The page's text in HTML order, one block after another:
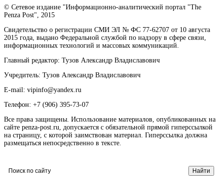
© Сетевое издание "Информационно-аналитический портал "The
Penza Post", 2015
Свидетельство о регистрации СМИ ЭЛ № ФС 77-62707 от 10 августа
2015 года, выдано Федеральной службой по надзору в сфере связи,
информационных технологий и массовых коммуникаций.
Главный редактор: Тузов Александр Владиславович
Учредитель: Тузов Александр Владиславович
E-mail: vipinfo@yandex.ru
Телефон: +7 (906) 395-73-07
Все права защищены. Использование материалов, опубликованных на
сайте penza-post.ru, допускается с обязательной прямой гиперссылкой
на страницу, с которой заимствован материал. Гиперссылка должна
размещаться непосредственно в тексте.